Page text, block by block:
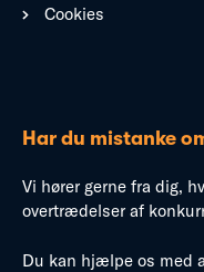
Cookies
Har du mistanke
Vi hører gerne fra dig,
overtrædelser af
Du kan hjælpe os med